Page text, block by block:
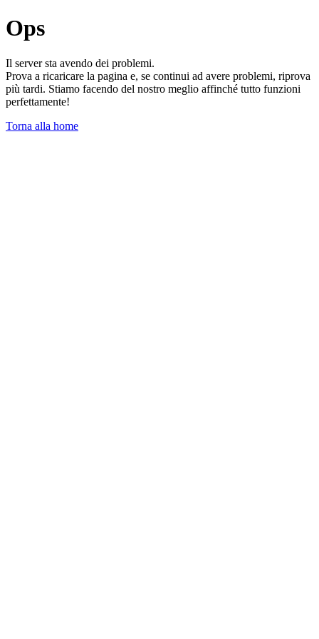
Ops
Il server sta avendo dei problemi.
Prova a ricaricare la pagina e, se continui ad avere problemi, riprova
più tardi. Stiamo facendo del nostro meglio affinché tutto funzioni
perfettamente!
Torna alla home